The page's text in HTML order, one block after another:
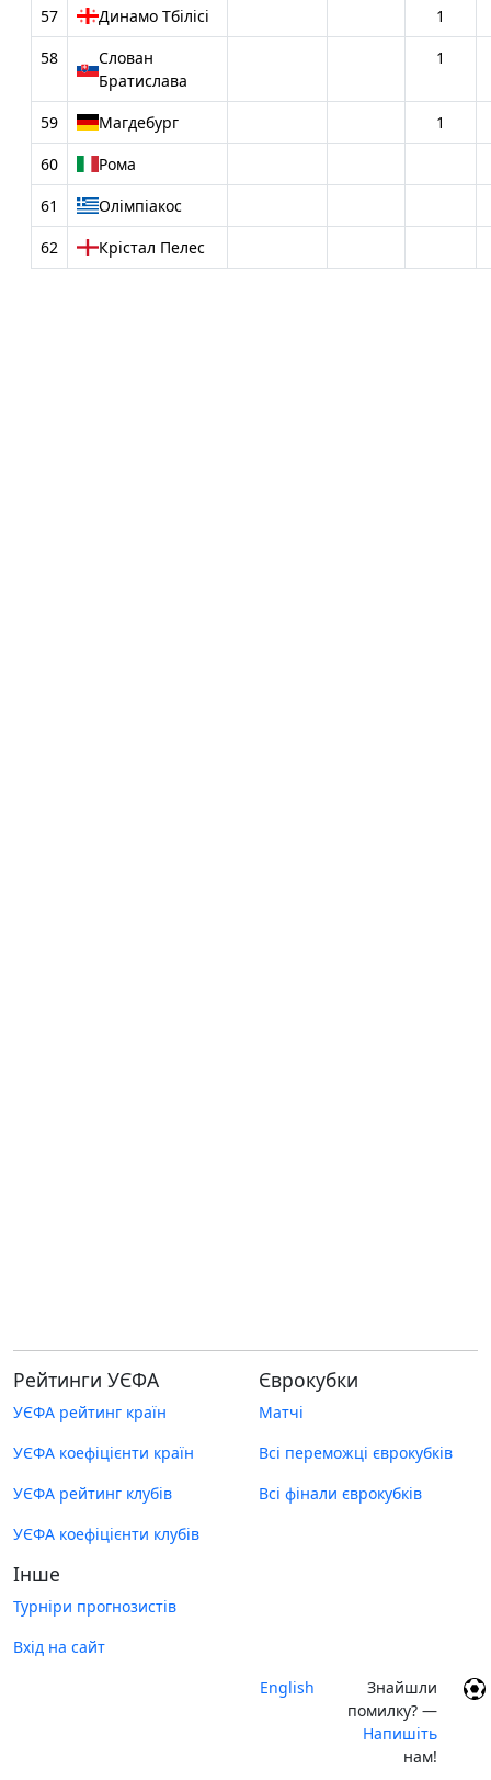
57 Динамо Тбілісі
1
58
Слован
Братислава
1
59 Магдебург
1
60
Рома
61
Олімпіакос
62
Крістал Пелес
Рейтинги УЄФА
УЄФА рейтинг країн
УЄФА коефіцієнти країн
УЄФА рейтинг клубів
УЄФА коефіцієнти клубів
Єврокубки
Матчі
Всі переможці єврокубків
Всі фінали єврокубків
Інше
Турніри прогнозистів
Вхід на сайт
English
Знайшли
помилку? —
Напишіть
нам!